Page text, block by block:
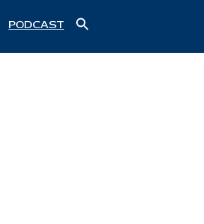
PODCAST